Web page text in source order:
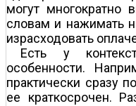
могут многократно
словам и нажимать
израсходовать
Есть у
особенности.
практически сразу
ее краткосрочен.